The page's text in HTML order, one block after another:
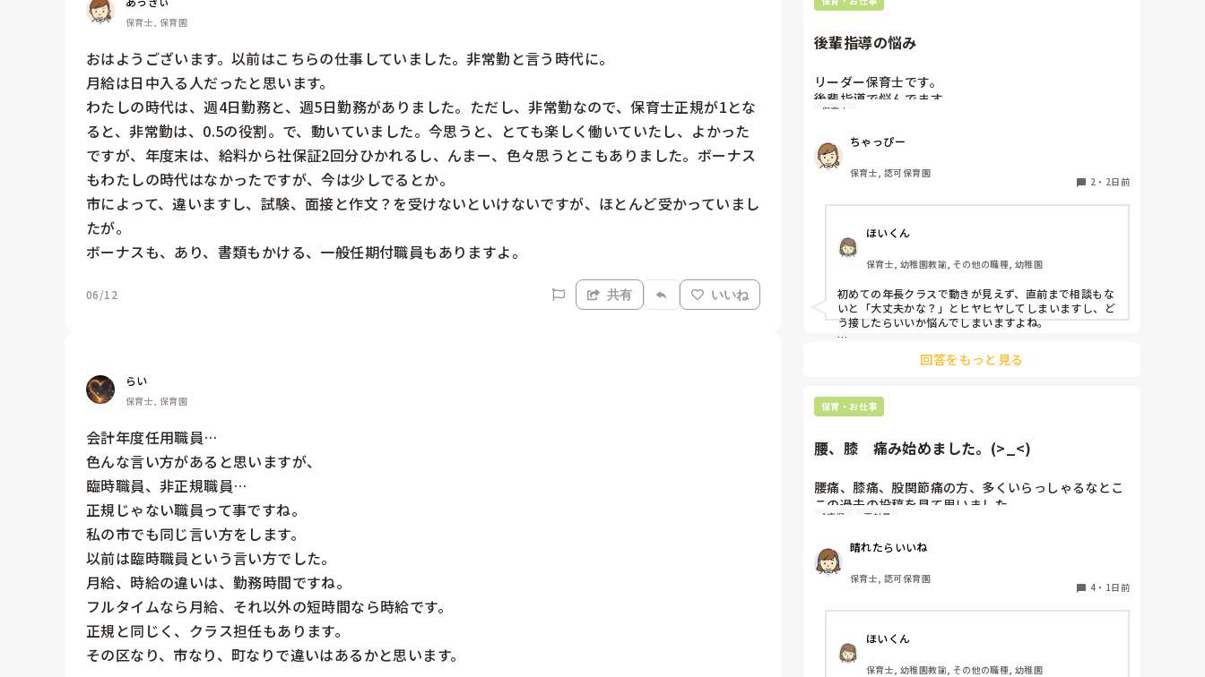
保育士, 保育園
おはようございます。以前はこちらの仕事していました。非常勤と言う時代に。
月給は日中入る人だったと思います。
わたしの時代は、週4日勤務と、週5日勤務がありました。ただし、非常勤なので、保育士正規が1とな
ると、非常勤は、0.5の役割。で、動いていました。今思うと、とても楽しく働いていたし、よかった
ですが、年度末は、給料から社保証2回分ひかれるし、んまー、色々思うとこもありました。ボーナス
もわたしの時代はなかったですが、今は少しでるとか。
市によって、違いますし、試験、面接と作文？を受けないといけないですが、ほとんど受かっていまし
たが。
ボーナスも、あり、書類もかける、一般任期付職員もありますよ。
06/12 共有 いいね
らい
保育士, 保育園
会計年度任用職員…
色んな言い方があると思いますが、
臨時職員、非正規職員…
正規じゃない職員って事ですね。
私の市でも同じ言い方をします。
以前は臨時職員という言い方でした。
月給、時給の違いは、勤務時間ですね。
フルタイムなら月給、それ以外の短時間なら時給です。
正規と同じく、クラス担任もあります。
その区なり、市なり、町なりで違いはあるかと思います。
後輩指導の悩み
リーダー保育士です。
後輩指導で悩んでます。
初めて年長を持つ後輩がいますが
聞かないで様子見てると直前になるまで何もアクショ
ンがなかったり
他の職員に聞いてる様子もなくて
もう何考えてるんだかさっぱりです。
よほど自分に聞きづらいのか、聞く必要性さえ感じな
いのか、もうよくわからないです。
対応にも悩みます。
保育士
ちゃっぴー
保育士, 認可保育園
2 ・ 2日前
ほいくん
保育士, 幼稚園教諭, その他の職種, 幼稚園
初めての年長クラスで動きが見えず、直前まで相談もな
いと「大丈夫かな？」とヒヤヒヤしてしまいますし、ど
う接したらいいか悩んでしまいますよね。
後輩側は「何が分からないかも分からない状態」だった
り、「こんなこと聞いたら迷惑かな」と抱え込んでいる
待つスタイルから一歩踏み出して、リーダー側から「〇
ください。
「毎日夕方に5分だけ進捗確認の時間を取る」などルー
ル化してしまうと、後輩も質問しやすくなりますよ。一
人で抱え込まず、声をかけやすい雰囲気作りから試して
回答をもっと見る
保育・お仕事
腰、膝　痛み始めました。(>_<)
腰痛、膝痛、股関節痛の方、多くいらっしゃるなとこ
この過去の投稿を見て思いました。
という私も、２週間前、初めて腰痛になりました。
右腰が痛くて、起き上がれない。
ようやく起き上がっても、立てない。
驚きました。
1歳児 正社員
晴れたらいいね
保育士, 認可保育園
4 ・ 1日前
ほいくん
保育士, 幼稚園教諭, その他の職種, 幼稚園